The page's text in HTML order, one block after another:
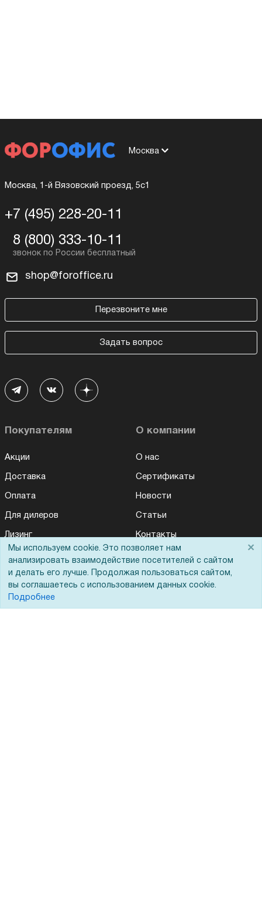
Москва
Москва, 1-й Вязовский проезд, 5с1
+7 (495) 228-20-11
8 (800) 333-10-11
shop@foroffice.ru
Перезвоните мне
Задать вопрос
Покупателям
Акции
Доставка
Оплата
Для дилеров
Лизинг
Кредитование
Госучреждениям
Тендеры
О компании
О нас
Сертификаты
Новости
Статьи
Контакты
Мы используем cookie. Это позволяет нам
анализировать взаимодействие посетителей с сайтом
и делать его лучше. Продолжая пользоваться сайтом,
вы соглашаетесь с использованием данных cookie.
Подробнее
×
Для Вас доступно эксклюзивное приложение при
заказе этого товара
Получить скидку Не показывать